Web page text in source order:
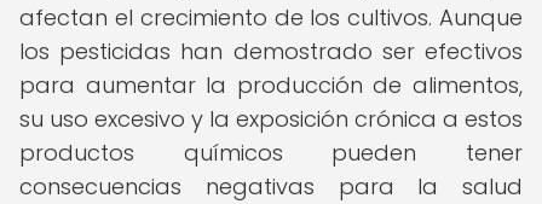
afectan el crecimiento de los cultivos. Aunque
los pesticidas han demostrado ser efectivos
para aumentar la producción de alimentos,
su uso excesivo y la exposición crónica a estos
productos químicos pueden tener
consecuencias negativas para la salud